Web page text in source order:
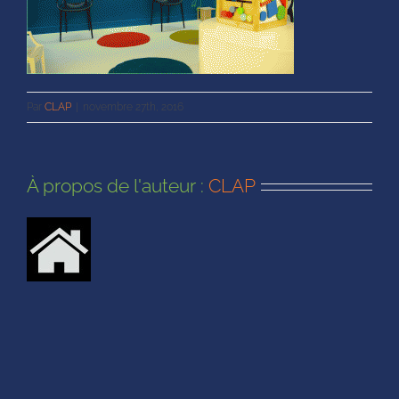
Par CLAP novembre 27th, 2016
À propos de l'auteur : CLAP